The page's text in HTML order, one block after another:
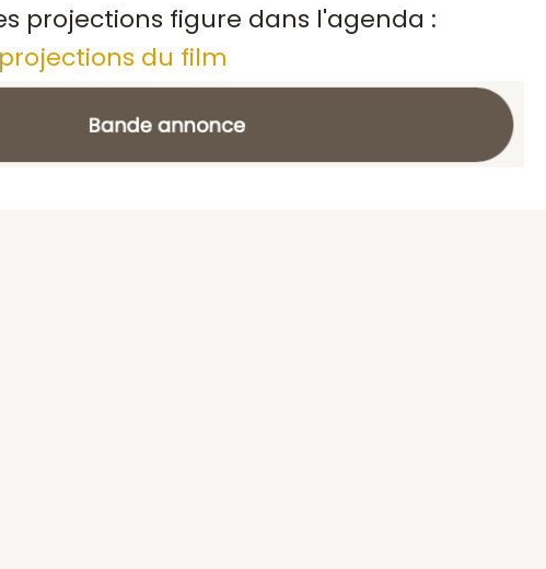
projections figure dans l'agenda :
du film